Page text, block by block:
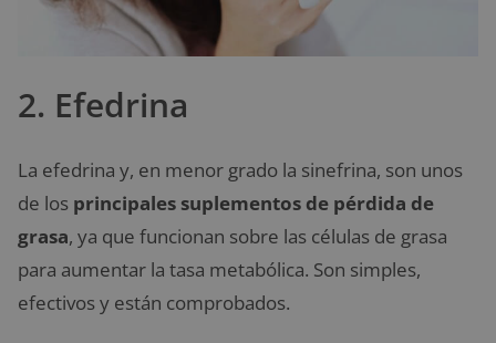
2. Efedrina
La efedrina y, en menor grado la sinefrina, son unos
de los principales suplementos de pérdida de
grasa, ya que funcionan sobre las células de grasa
para aumentar la tasa metabólica. Son simples,
efectivos y están comprobados.